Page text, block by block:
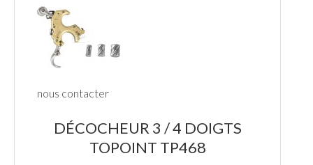
nous contacter
DÉCOCHEUR 3 / 4 DOIGTS
TOPOINT TP468